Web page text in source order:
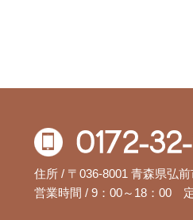
自家焙煎コーヒー工房 ハローコー
住所 / 〒036-8001 青森県弘
営業時間 / 9：00～18：00